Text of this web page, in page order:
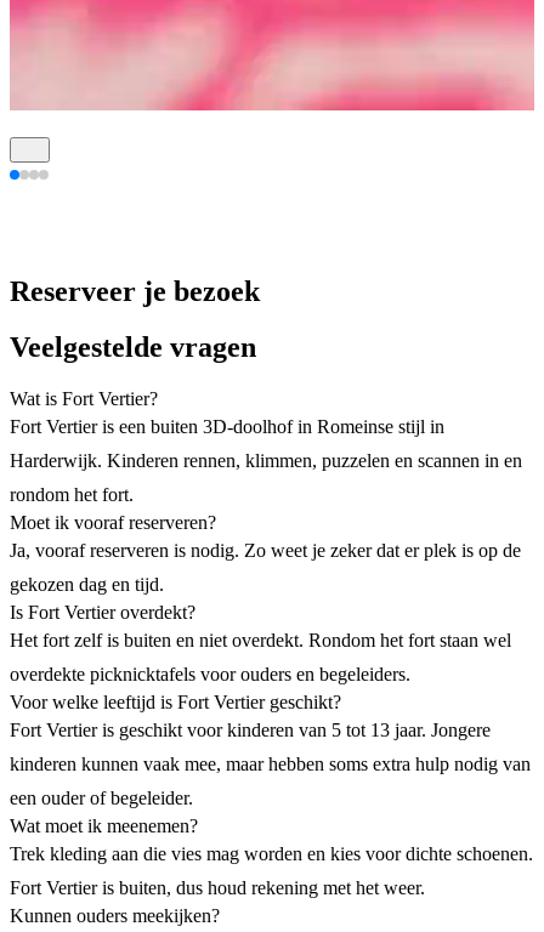
Reserveer je bezoek
Veelgestelde vragen
Wat is Fort Vertier?
Fort Vertier is een buiten 3D-doolhof in Romeinse stijl in
Harderwijk. Kinderen rennen, klimmen, puzzelen en scannen in en
rondom het fort.
Moet ik vooraf reserveren?
Ja, vooraf reserveren is nodig. Zo weet je zeker dat er plek is op de
gekozen dag en tijd.
Is Fort Vertier overdekt?
Het fort zelf is buiten en niet overdekt. Rondom het fort staan wel
overdekte picknicktafels voor ouders en begeleiders.
Voor welke leeftijd is Fort Vertier geschikt?
Fort Vertier is geschikt voor kinderen van 5 tot 13 jaar. Jongere
kinderen kunnen vaak mee, maar hebben soms extra hulp nodig van
een ouder of begeleider.
Wat moet ik meenemen?
Trek kleding aan die vies mag worden en kies voor dichte schoenen.
Fort Vertier is buiten, dus houd rekening met het weer.
Kunnen ouders meekijken?